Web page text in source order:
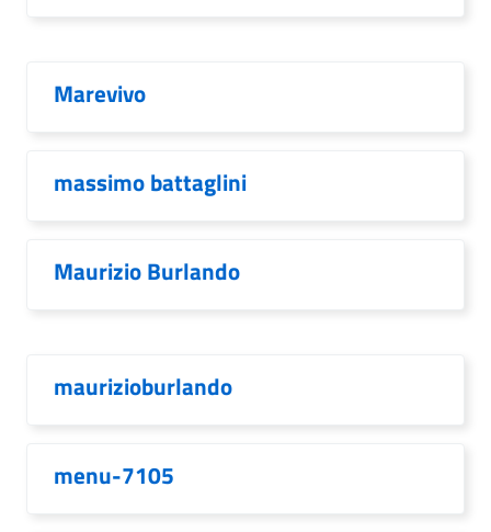
Marevivo
massimo battaglini
Maurizio Burlando
maurizioburlando
menu-7105